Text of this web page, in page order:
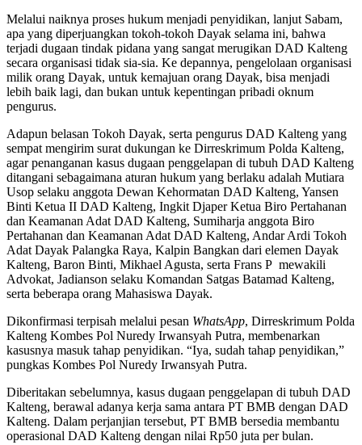
Melalui naiknya proses hukum menjadi penyidikan, lanjut Sabam,
apa yang diperjuangkan tokoh-tokoh Dayak selama ini, bahwa
terjadi dugaan tindak pidana yang sangat merugikan DAD Kalteng
secara organisasi tidak sia-sia. Ke depannya, pengelolaan organisasi
milik orang Dayak, untuk kemajuan orang Dayak, bisa menjadi
lebih baik lagi, dan bukan untuk kepentingan pribadi oknum
pengurus.
Adapun belasan Tokoh Dayak, serta pengurus DAD Kalteng yang
sempat mengirim surat dukungan ke Dirreskrimum Polda Kalteng,
agar penanganan kasus dugaan penggelapan di tubuh DAD Kalteng
ditangani sebagaimana aturan hukum yang berlaku adalah Mutiara
Usop selaku anggota Dewan Kehormatan DAD Kalteng, Yansen
Binti Ketua II DAD Kalteng, Ingkit Djaper Ketua Biro Pertahanan
dan Keamanan Adat DAD Kalteng, Sumiharja anggota Biro
Pertahanan dan Keamanan Adat DAD Kalteng, Andar Ardi Tokoh
Adat Dayak Palangka Raya, Kalpin Bangkan dari elemen Dayak
Kalteng, Baron Binti, Mikhael Agusta, serta Frans P mewakili
Advokat, Jadianson selaku Komandan Satgas Batamad Kalteng,
serta beberapa orang Mahasiswa Dayak.
Dikonfirmasi terpisah melalui pesan WhatsApp, Dirreskrimum Polda
Kalteng Kombes Pol Nuredy Irwansyah Putra, membenarkan
kasusnya masuk tahap penyidikan. “Iya, sudah tahap penyidikan,”
pungkas Kombes Pol Nuredy Irwansyah Putra.
Diberitakan sebelumnya, kasus dugaan penggelapan di tubuh DAD
Kalteng, berawal adanya kerja sama antara PT BMB dengan DAD
Kalteng. Dalam perjanjian tersebut, PT BMB bersedia membantu
operasional DAD Kalteng dengan nilai Rp50 juta per bulan.